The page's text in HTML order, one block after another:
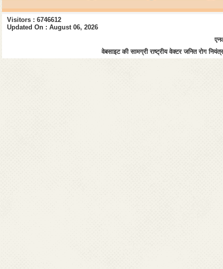
Visitors : 6746612
Updated On : August 06, 2026
वेबसाइट की सामग्री राष्ट्रीय वेक्टर जनित रोग